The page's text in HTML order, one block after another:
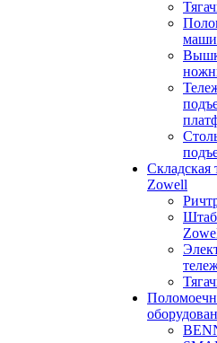
Складская
Zowell